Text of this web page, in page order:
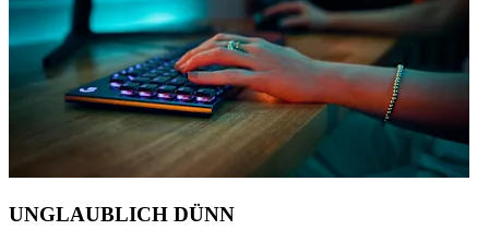
UNGLAUBLICH DÜNN